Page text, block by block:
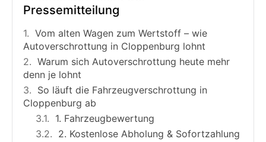
Pressemitteilung
Vom alten Wagen zum Wertstoff – wie
Autoverschrottung in Cloppenburg lohnt
Warum sich Autoverschrottung heute mehr
denn je lohnt
So läuft die Fahrzeugverschrottung in
Cloppenburg ab
1. Fahrzeugbewertung
2. Kostenlose Abholung & Sofortzahlung